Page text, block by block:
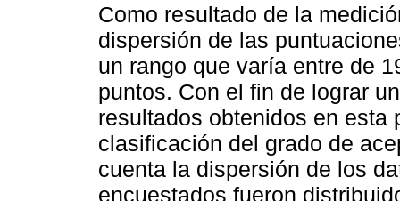
Como resultado de la
dispersión de las
un rango que varía entre de
puntos. Con el fin de lograr
resultados obtenidos en esta
clasificación del grado de
cuenta la dispersión de los
encuestados fueron